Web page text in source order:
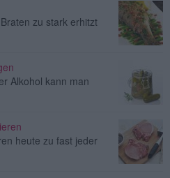
zu stark erhitzt
Alkohol kann man
heute zu fast jeder